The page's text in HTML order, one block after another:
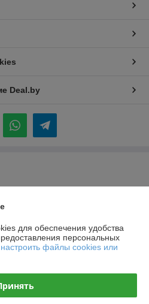
Deal.by
торговое унитарное
для обеспечения удобства
персональных
файлы cookies или